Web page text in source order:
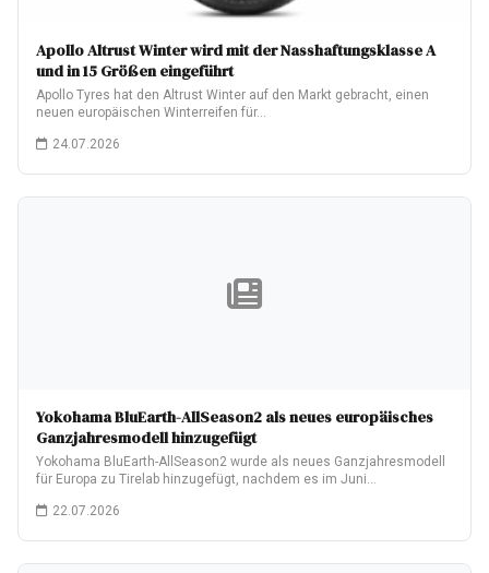
Apollo Altrust Winter wird mit der Nasshaftungsklasse A
und in 15 Größen eingeführt
Apollo Tyres hat den Altrust Winter auf den Markt gebracht, einen
neuen europäischen Winterreifen für…
24.07.2026
Yokohama BluEarth-AllSeason2 als neues europäisches
Ganzjahresmodell hinzugefügt
Yokohama BluEarth-AllSeason2 wurde als neues Ganzjahresmodell
für Europa zu Tirelab hinzugefügt, nachdem es im Juni…
22.07.2026